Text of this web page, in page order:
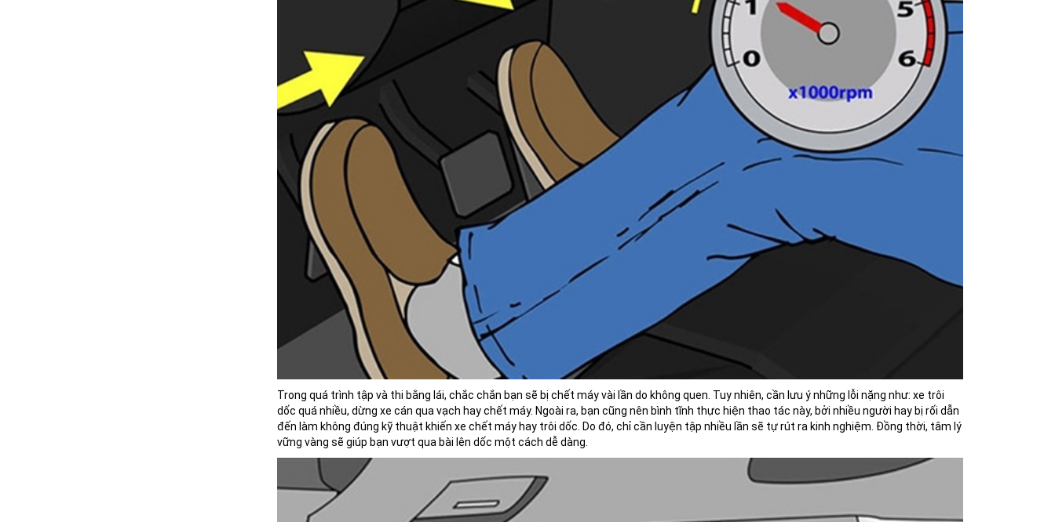
Trong quá trình tập và thi bằng lái, chắc chắn bạn sẽ bị chết máy vài lần do không quen. Tuy nhiên, cần lưu ý những lỗi nặng như: xe trôi
dốc quá nhiều, dừng xe cán qua vạch hay chết máy. Ngoài ra, bạn cũng nên bình tĩnh thực hiện thao tác này, bởi nhiều người hay bị rối dẫn
đến làm không đúng kỹ thuật khiến xe chết máy hay trôi dốc. Do đó, chỉ cần luyện tập nhiều lần sẽ tự rút ra kinh nghiệm. Đồng thời, tâm lý
vững vàng sẽ giúp bạn vượt qua bài lên dốc một cách dễ dàng.